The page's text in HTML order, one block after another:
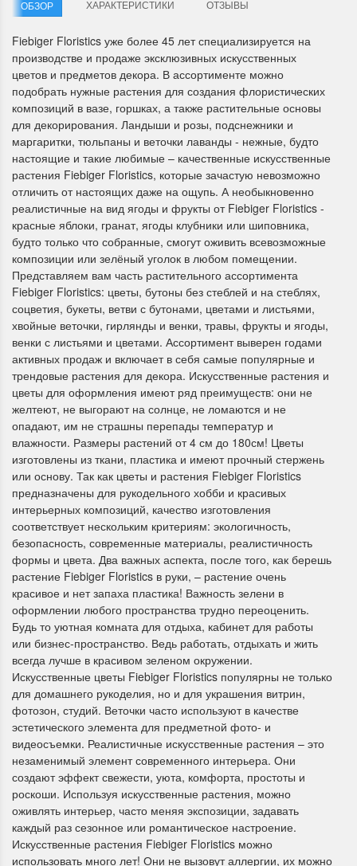
Летние Скидки
!! СКИДКА 20% ‼️ с 1 до 3 июня в
честь первого летнего дня
Чудетство...
ПОДРОБНЕЕ
Анастасия Туманова
1 июня 2024 11:29
Раритеты Дим.
На сайте пополнение
Dimensions
Спешите купить...
ПОДРОБНЕЕ
Анастасия Туманова
22 мая 2024 13:01
Dimensions 35231
Willow Swan
(Ива-лебедь)
Хороший набор
Отличный набор, канва,
нитки и схема, всё в
отличном состоянии.
Ларина Евгения
1 апреля 2026 14:55
13648USA
Bear and
с
Красивый
Очень красивый
раритетный
комплектация
1 апреля 2026
ОБЗОР ХАРАКТЕРИСТИКИ ОТЗЫВЫ
Fiebiger Floristics уже более 45 лет специализируется на
производстве и продаже эксклюзивных искусственных
цветов и предметов декора. В ассортименте можно
подобрать нужные растения для создания флористических
композиций в вазе, горшках, а также растительные основы
для декорирования. Ландыши и розы, подснежники и
маргаритки, тюльпаны и веточки лаванды - нежные, будто
настоящие и такие любимые – качественные искусственные
растения Fiebiger Floristics, которые зачастую невозможно
отличить от настоящих даже на ощупь. А необыкновенно
реалистичные на вид ягоды и фрукты от Fiebiger Floristics -
красные яблоки, гранат, ягоды клубники или шиповника,
будто только что собранные, смогут оживить всевозможные
композиции или зелёный уголок в любом помещении.
Представляем вам часть растительного ассортимента
Fiebiger Floristics: цветы, бутоны без стеблей и на стеблях,
соцветия, букеты, ветви с бутонами, цветами и листьями,
хвойные веточки, гирлянды и венки, травы, фрукты и ягоды,
венки с листьями и цветами. Ассортимент выверен годами
активных продаж и включает в себя самые популярные и
трендовые растения для декора. Искусственные растения и
цветы для оформления имеют ряд преимуществ: они не
желтеют, не выгорают на солнце, не ломаются и не
опадают, им не страшны перепады температур и
влажности. Размеры растений от 4 см до 180см! Цветы
изготовлены из ткани, пластика и имеют прочный стержень
или основу. Так как цветы и растения Fiebiger Floristics
предназначены для рукодельного хобби и красивых
интерьерных композиций, качество изготовления
соответствует нескольким критериям: экологичность,
безопасность, современные материалы, реалистичность
формы и цвета. Два важных аспекта, после того, как берешь
растение Fiebiger Floristics в руки, – растение очень
красивое и нет запаха пластика! Важность зелени в
оформлении любого пространства трудно переоценить.
Будь то уютная комната для отдыха, кабинет для работы
или бизнес-пространство. Ведь работать, отдыхать и жить
всегда лучше в красивом зеленом окружении.
Искусственные цветы Fiebiger Floristics популярны не только
для домашнего рукоделия, но и для украшения витрин,
фотозон, студий. Веточки часто используют в качестве
эстетического элемента для предметной фото- и
видеосъемки. Реалистичные искусственные растения – это
незаменимый элемент современного интерьера. Они
создают эффект свежести, уюта, комфорта, простоты и
роскоши. Используя искусственные растения, можно
оживлять интерьер, часто меняя экспозиции, задавать
каждый раз сезонное или романтическое настроение.
Искусственные растения Fiebiger Floristics можно
использовать много лет! Они не вызовут аллергии, их можно